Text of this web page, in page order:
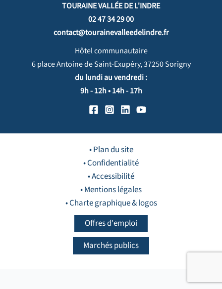
TOURAINE VALLÉE DE L'INDRE
02 47 34 29 00
contact@tourainevalleedelindre.fr
Hôtel communautaire
6 place Antoine de Saint-Exupéry, 37250 Sorigny
du lundi au vendredi :
9h - 12h • 14h - 17h
• Plan du site
• Confidentialité
• Accessibilité
• Mentions légales
• Charte graphique & logos
Offres d'emploi
Marchés publics